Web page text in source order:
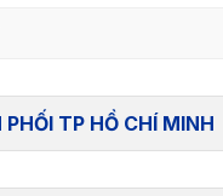
PHỐI TP HỒ CHÍ MINH